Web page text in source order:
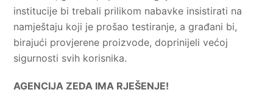
institucije bi trebali prilikom nabavke insistirati na
namještaju koji je prošao testiranje, a građani bi,
birajući provjerene proizvode, doprinijeli većoj
sigurnosti svih korisnika.
AGENCIJA ZEDA IMA RJEŠENJE!